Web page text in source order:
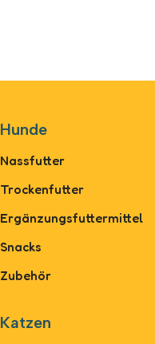
Hunde
Nassfutter
Trockenfutter
Ergänzungsfuttermittel
Snacks
Zubehör
Katzen